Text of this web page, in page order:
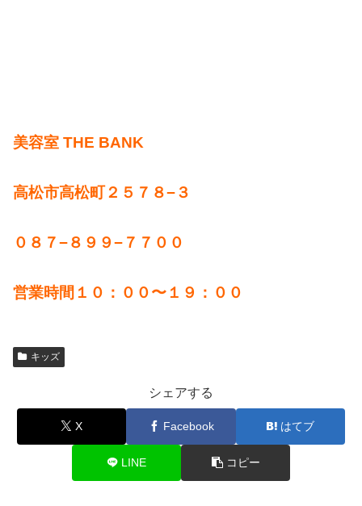
美容室 THE BANK
高松市高松町２５７８−３
０８７−８９９−７７００
営業時間１０：００〜１９：００
キッズ
シェアする
X Facebook はてブ
LINE コピー